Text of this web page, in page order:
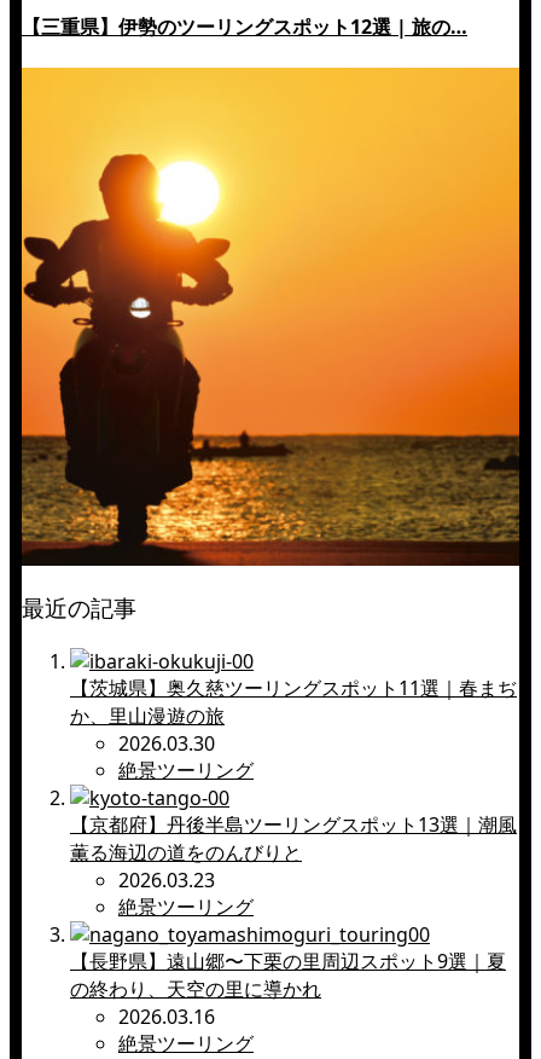
【三重県】伊勢のツーリングスポット12選 | 旅の…
最近の記事
【茨城県】奥久慈ツーリングスポット11選｜春まぢ
か、里山漫遊の旅
2026.03.30
絶景ツーリング
【京都府】丹後半島ツーリングスポット13選｜潮風
薫る海辺の道をのんびりと
2026.03.23
絶景ツーリング
【長野県】遠山郷〜下栗の里周辺スポット9選｜夏
の終わり、天空の里に導かれ
2026.03.16
絶景ツーリング